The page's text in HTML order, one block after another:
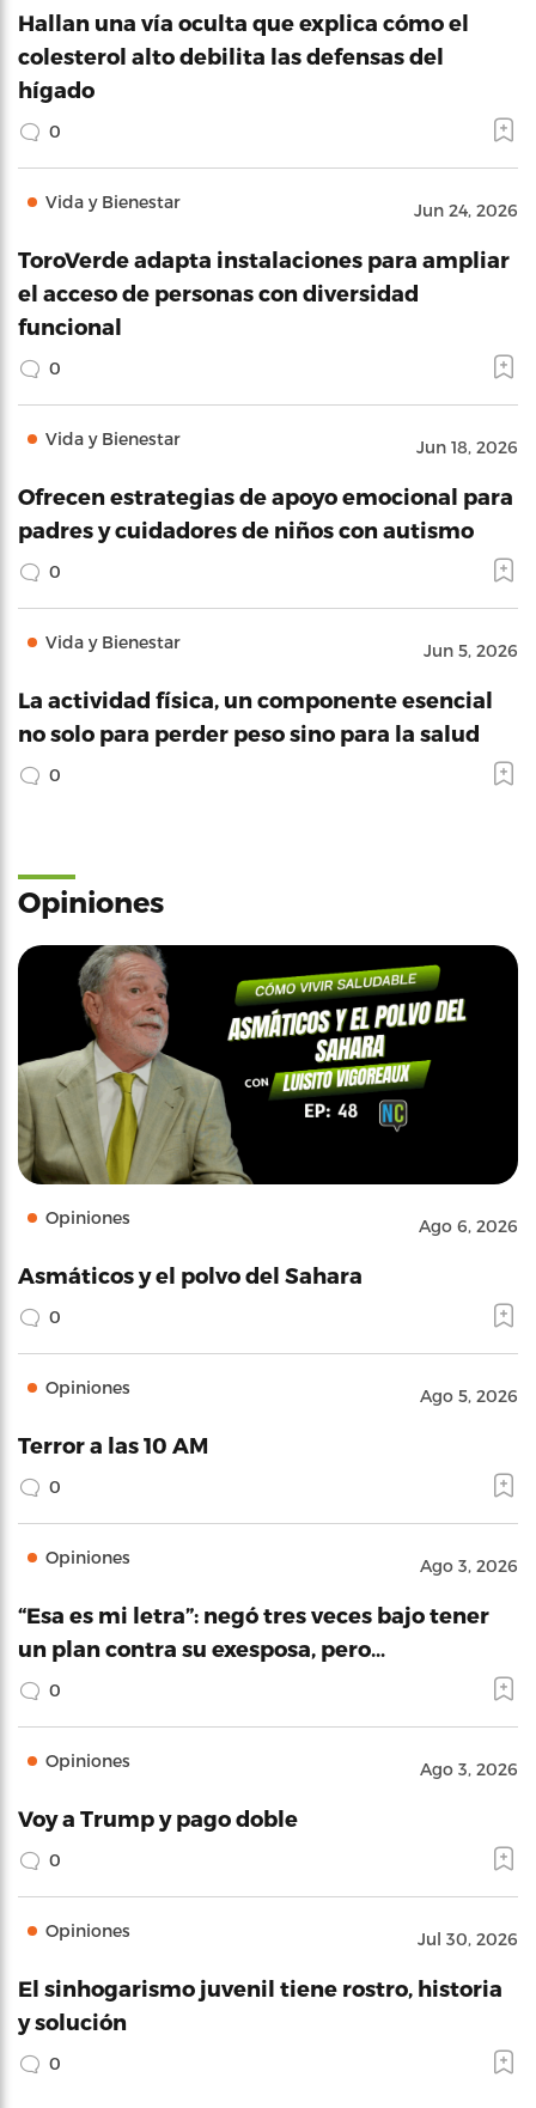
Hallan una vía oculta que explica cómo el
colesterol alto debilita las defensas del
hígado
0
Vida y Bienestar Jun 24, 2026
ToroVerde adapta instalaciones para ampliar
el acceso de personas con diversidad
funcional
0
Vida y Bienestar Jun 18, 2026
Ofrecen estrategias de apoyo emocional para
padres y cuidadores de niños con autismo
0
Vida y Bienestar Jun 5, 2026
La actividad física, un componente esencial
no solo para perder peso sino para la salud
0
Opiniones
Opiniones Ago 6, 2026
Asmáticos y el polvo del Sahara
0
Opiniones Ago 5, 2026
Terror a las 10 AM
0
Opiniones Ago 3, 2026
“Esa es mi letra”: negó tres veces bajo tener
un plan contra su exesposa, pero…
0
Opiniones Ago 3, 2026
Voy a Trump y pago doble
0
Opiniones Jul 30, 2026
El sinhogarismo juvenil tiene rostro, historia
y solución
0